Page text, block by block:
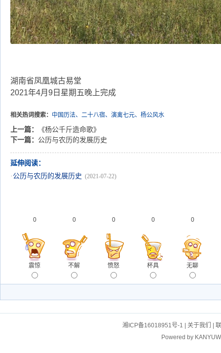
湖南省凤凰城古易堂
2021年4月9日星期五晚上完成
相关热词搜索： 中国历法、二十八宿、演禽七元、杨公风水
上一篇：
《杨公千斤造命歌》
下一篇： 公历与农历的发展历史
延伸阅读：
· 公历与农历的发展历史 (2021-07-22)
0
震惊
0
不解
0
愤怒
0
杯具
0
无聊
湘ICP备16018951号-1 关于我们
Powered by KANYUW